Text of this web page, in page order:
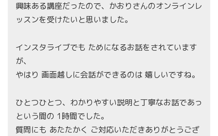
興味ある講座だったので、かおりさんのオンラインレ
ッスンを受けたいと思いました。
インスタライブでも ためになるお話をされています
が、
やはり 画面越しに会話ができるのは 嬉しいですね。
ひとつひとつ、わかりやすい説明と丁寧なお話であっ
という間の 1時間でした。
質問にも あたたかく ご対応いただきありがとうござ